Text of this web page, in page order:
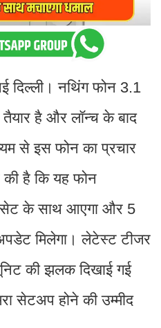
दिल्ली। नथिंग फोन 3.1
है और लॉन्च के बाद
से इस फोन का प्रचार
की है कि यह फोन
के साथ आएगा और 5
मिलेगा। लेटेस्ट टीजर
की झलक दिखाई गई
सेटअप होने की उम्मीद